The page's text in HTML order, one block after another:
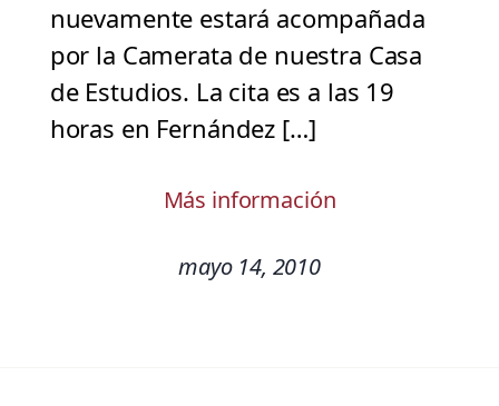
nuevamente estará acompañada
por la Camerata de nuestra Casa
de Estudios. La cita es a las 19
horas en Fernández […]
Más información
mayo 14, 2010